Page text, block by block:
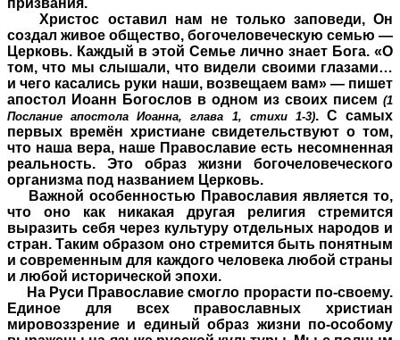
Христос оставил нам не только заповеди, Он
создал живое общество, богочеловеческую семью —
Церковь. Каждый в этой Семье лично знает Бога. «О
том, что мы слышали, что видели своими глазами…
и чего касались руки наши, возвещаем вам» — пишет
апостол Иоанн Богослов в одном из своих писем (1
Послание апостола Иоанна, глава 1, стихи 1-3). С самых
первых времён христиане свидетельствуют о том,
что наша вера, наше Православие есть несомненная
реальность. Это образ жизни богочеловеческого
организма под названием Церковь.
Важной особенностью Православия является то,
что оно как никакая другая религия стремится
выразить себя через культуру отдельных народов и
стран. Таким образом оно стремится быть понятным
и современным для каждого человека любой страны
и любой исторической эпохи.
На Руси Православие смогло прорасти по-своему.
Единое для всех православных христиан
мировоззрение и единый образ жизни по-особому